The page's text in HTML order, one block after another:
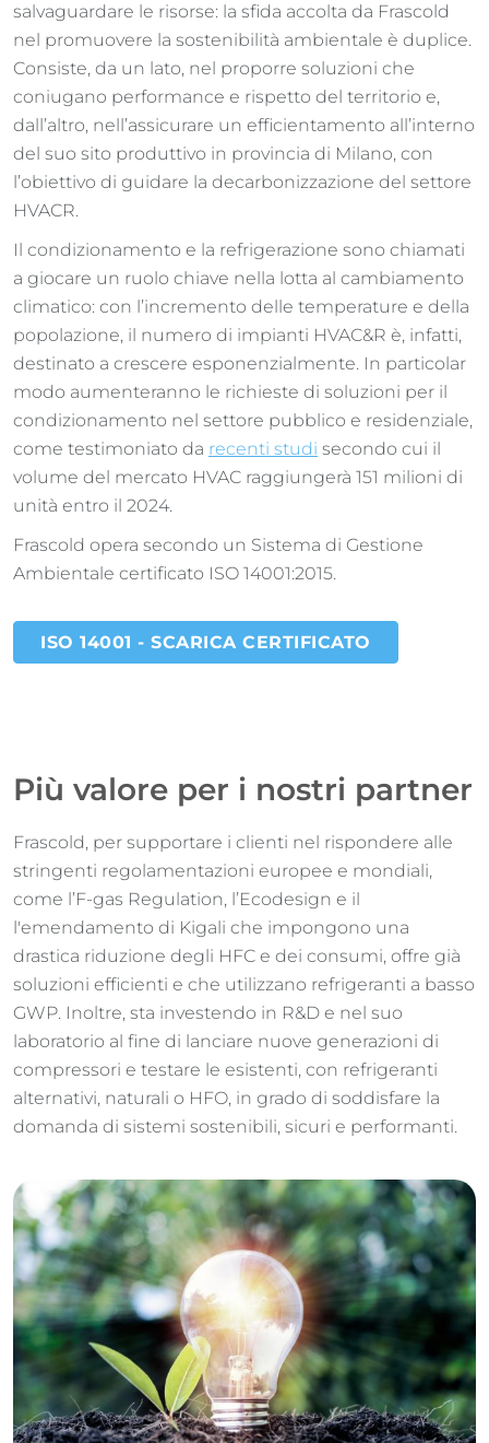
salvaguardare le risorse: la sfida accolta da Frascold
nel promuovere la sostenibilità ambientale è duplice.
Consiste, da un lato, nel proporre soluzioni che
coniugano performance e rispetto del territorio e,
dall’altro, nell’assicurare un efficientamento all’interno
del suo sito produttivo in provincia di Milano, con
l’obiettivo di guidare la decarbonizzazione del settore
HVACR.
Il condizionamento e la refrigerazione sono chiamati
a giocare un ruolo chiave nella lotta al cambiamento
climatico: con l’incremento delle temperature e della
popolazione, il numero di impianti HVAC&R è, infatti,
destinato a crescere esponenzialmente. In particolar
modo aumenteranno le richieste di soluzioni per il
condizionamento nel settore pubblico e residenziale,
come testimoniato da recenti studi secondo cui il
volume del mercato HVAC raggiungerà 151 milioni di
unità entro il 2024.
Frascold opera secondo un Sistema di Gestione
Ambientale certificato ISO 14001:2015.
ISO 14001 - SCARICA CERTIFICATO
Più valore per i nostri partner
Frascold, per supportare i clienti nel rispondere alle
stringenti regolamentazioni europee e mondiali,
come l’F-gas Regulation, l’Ecodesign e il
l'emendamento di Kigali che impongono una
drastica riduzione degli HFC e dei consumi, offre già
soluzioni efficienti e che utilizzano refrigeranti a basso
GWP. Inoltre, sta investendo in R&D e nel suo
laboratorio al fine di lanciare nuove generazioni di
compressori e testare le esistenti, con refrigeranti
alternativi, naturali o HFO, in grado di soddisfare la
domanda di sistemi sostenibili, sicuri e performanti.